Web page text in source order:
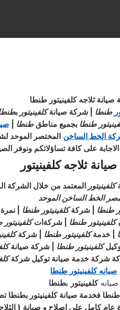
طنطا | شركة صيانة كلفينيتور ب
طنطا بجميع مناطق طنطا
الخط الساخن المختصر الموحد
على كافة تساؤلاتكم ونوفر
ثلاجه كلفينيتور
كلفينيتور المعتمد من خلال
الخط الساخن الموحد
طنطا | شركة كلفينيتور طنطا | نمرة
كلفينيتور طنطا | شركةات كلفينيتور
| خدمة كلفينيتور طنطا | شركة
كلفينيتور طنطا | شركة صيانة
شركة خدمة صيانة توكيل شركة
صيانه كلفينيتور طنطا
صيانهكلفينيتور بطنطا
طنطا فخدمة صيانة كلفينيتور بطنطا
كامل على اصلاح و صيانة (